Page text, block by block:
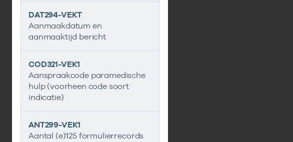
DAT294-VEKT
Aanmaakdatum en
aanmaaktijd bericht
COD321-VEK1
Aanspraakcode paramedische
hulp (voorheen code soort
indicatie)
ANT299-VEK1
Aantal (e)125 formulierrecords